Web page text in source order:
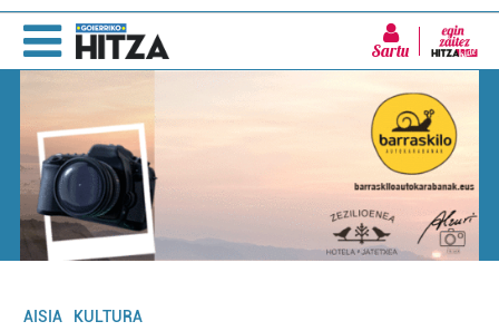
Sartu
AISIA KULTURA